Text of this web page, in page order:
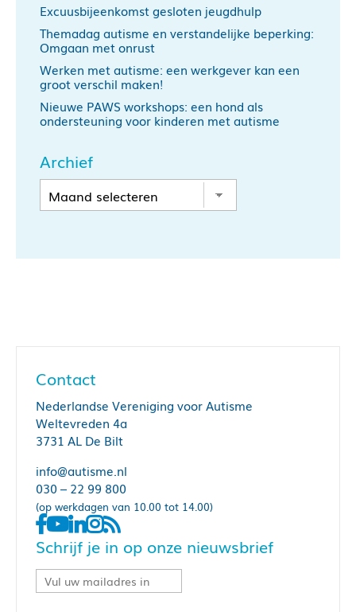
Excuusbijeenkomst gesloten jeugdhulp
Themadag autisme en verstandelijke beperking:
Omgaan met onrust
Werken met autisme: een werkgever kan een
groot verschil maken!
Nieuwe PAWS workshops: een hond als
ondersteuning voor kinderen met autisme
Archief
Contact
Nederlandse Vereniging voor Autisme
Weltevreden 4a
3731 AL De Bilt
info@autisme.nl
030 – 22 99 800
(op werkdagen van 10.00 tot 14.00)
Schrijf je in op onze nieuwsbrief